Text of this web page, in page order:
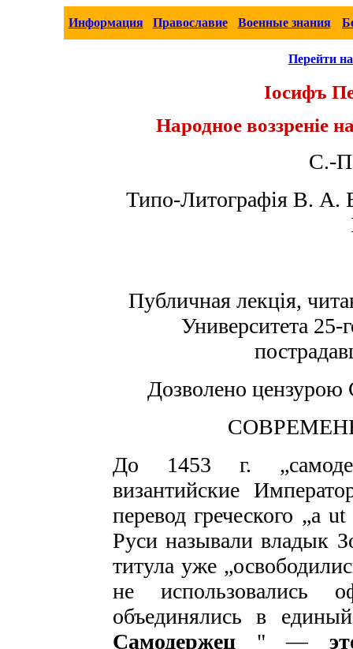
Информация Православие Военные знания
Перейти
Iосифъ
Народное воззреніе
С.-
Типо-Литографія В. А.
Публичная лекція,
Университета 25-
Дозволено цензурою
До 1453 г.
византийские
перевод греческого „а
Руси называли владык
титула уже
не
объединялись в
Самодержец " —